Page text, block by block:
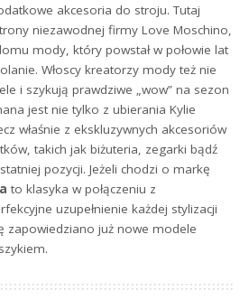
akcesoria do stroju. Tutaj
niezawodnej firmy Love Moschino,
mody, który powstał w połowie lat
Włoscy kreatorzy mody też nie
i szykują prawdziwe „wow” na sezon
jest nie tylko z ubierania Kylie
właśnie z ekskluzywnych akcesoriów
takich jak biżuteria, zegarki bądź
pozycji. Jeżeli chodzi o markę
to klasyka w połączeniu z
uzupełnienie każdej stylizacji
zapowiedziano już nowe modele